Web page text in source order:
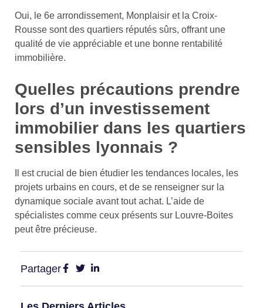
Oui, le 6e arrondissement, Monplaisir et la Croix-
Rousse sont des quartiers réputés sûrs, offrant une
qualité de vie appréciable et une bonne rentabilité
immobilière.
Quelles précautions prendre
lors d’un investissement
immobilier dans les quartiers
sensibles lyonnais ?
Il est crucial de bien étudier les tendances locales, les
projets urbains en cours, et de se renseigner sur la
dynamique sociale avant tout achat. L’aide de
spécialistes comme ceux présents sur Louvre-Boites
peut être précieuse.
Partager